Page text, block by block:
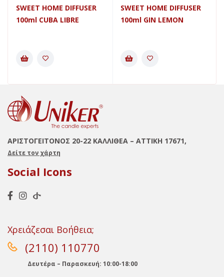
SWEET HOME DIFFUSER
100ml CUBA LIBRE
SWEET HOME DIFFUSER
100ml GIN LEMON
ΑΡΙΣΤΟΓΕΙΤΟΝΟΣ 20-22 ΚΑΛΛΙΘΕΑ – ΑΤΤΙΚΗ 17671,
Δείτε τον χάρτη
Social Icons
Χρειάζεσαι Βοήθεια;
(2110) 110770
Δευτέρα – Παρασκευή: 10:00-18:00